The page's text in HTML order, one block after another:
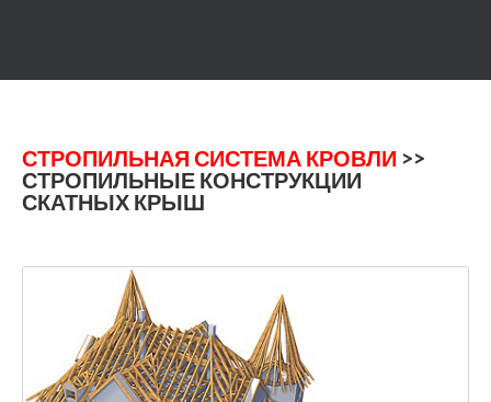
СТРОПИЛЬНАЯ СИСТЕМА КРОВЛИ >>
СТРОПИЛЬНЫЕ КОНСТРУКЦИИ
СКАТНЫХ КРЫШ